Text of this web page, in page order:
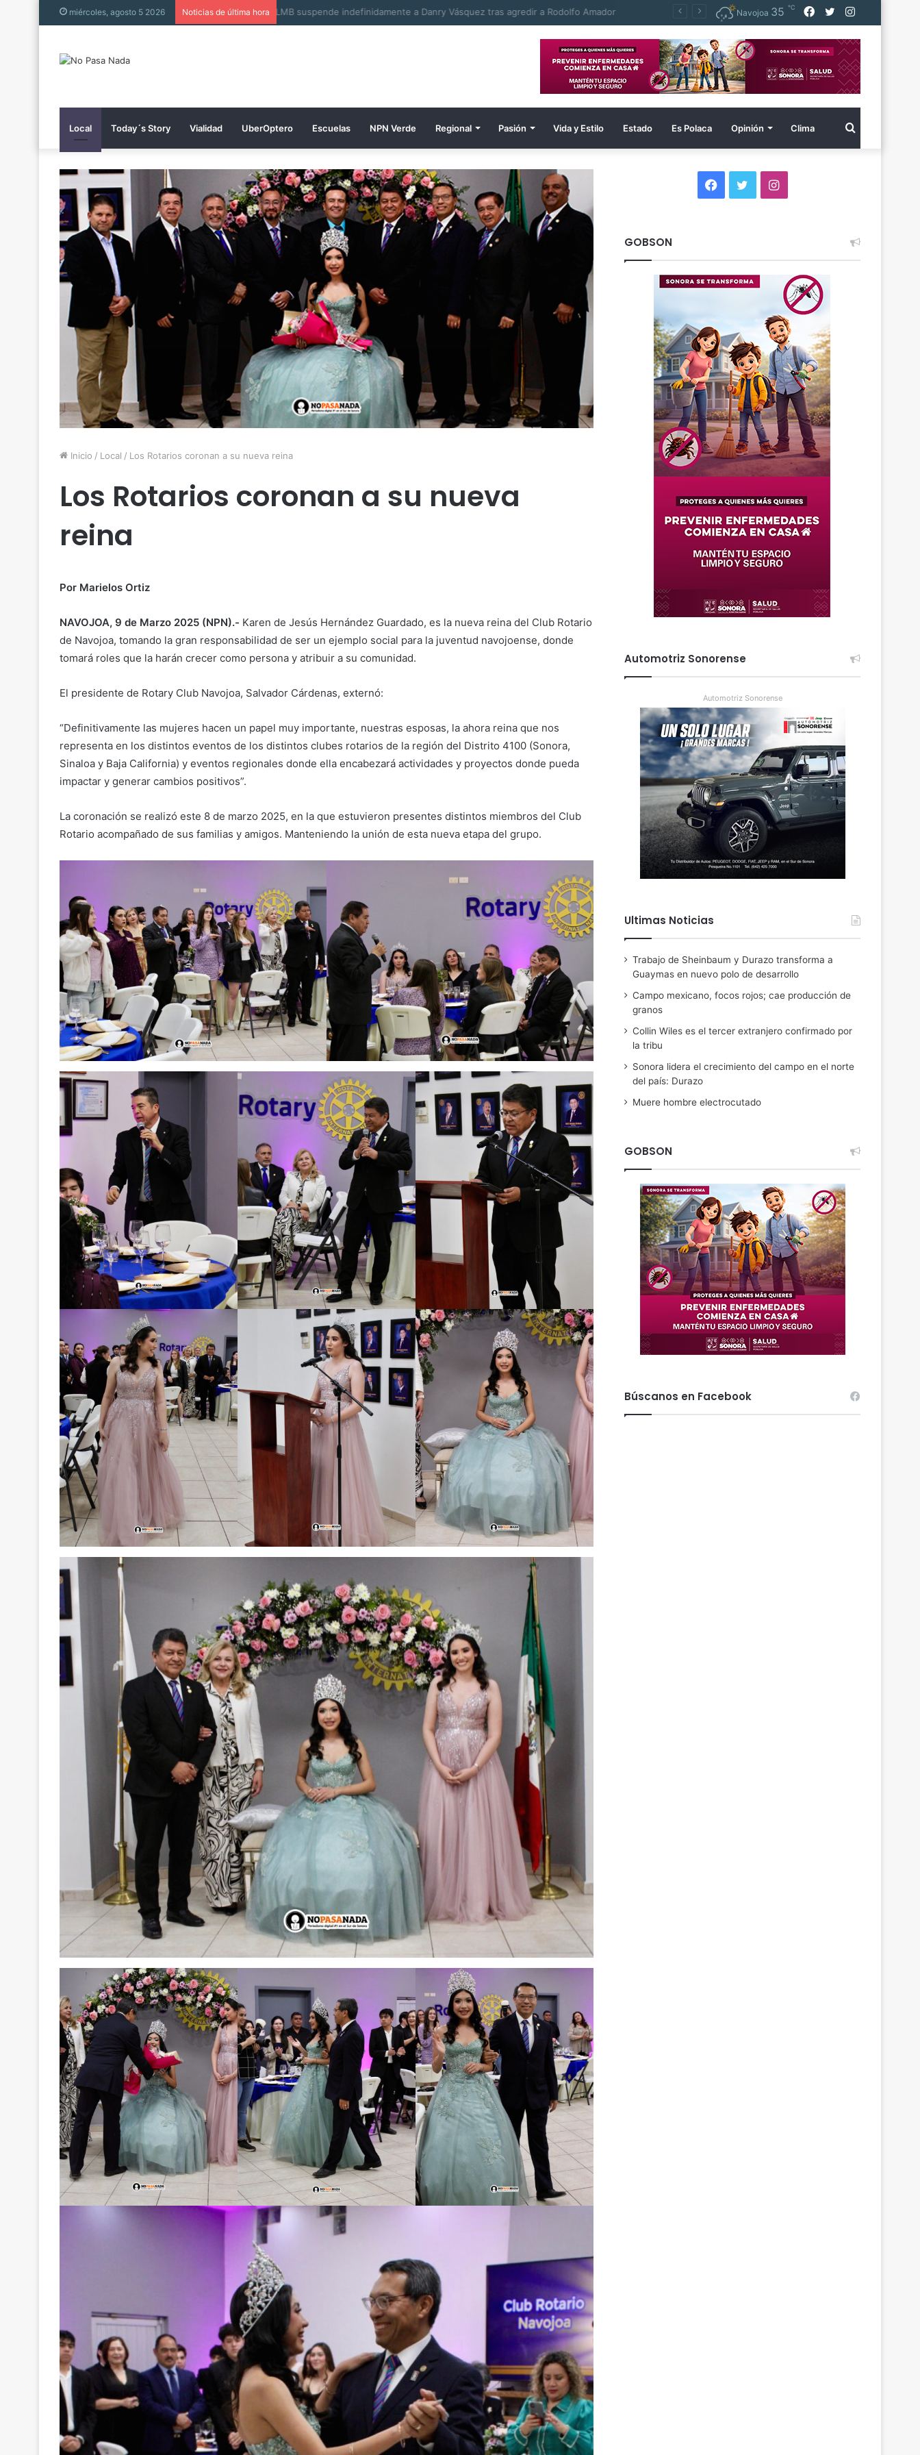
miércoles, agosto 5 2026 Noticias de última hora LMB suspende indefinidamente a Danry Vásquez tras agredir a Rodolfo Amador Instagram
Twitter
Facebook
Navojoa 35 ℃
Local Today´s Story Vialidad UberOptero Escuelas NPN Verde Regional Pasión Vida y Estilo Estado Es Polaca Opinión Clima Buscar
Inicio / Local / Los Rotarios coronan a su nueva reina
Los Rotarios coronan a su nueva
reina
Por Marielos Ortiz
NAVOJOA, 9 de Marzo 2025 (NPN).- Karen de Jesús Hernández Guardado, es la nueva reina del Club Rotario
de Navojoa, tomando la gran responsabilidad de ser un ejemplo social para la juventud navojoense, donde
tomará roles que la harán crecer como persona y atribuir a su comunidad.
El presidente de Rotary Club Navojoa, Salvador Cárdenas, externó:
“Definitivamente las mujeres hacen un papel muy importante, nuestras esposas, la ahora reina que nos
representa en los distintos eventos de los distintos clubes rotarios de la región del Distrito 4100 (Sonora,
Sinaloa y Baja California) y eventos regionales donde ella encabezará actividades y proyectos donde pueda
impactar y generar cambios positivos”.
La coronación se realizó este 8 de marzo 2025, en la que estuvieron presentes distintos miembros del Club
Rotario acompañado de sus familias y amigos. Manteniendo la unión de esta nueva etapa del grupo.
Facebook
TwitterInstagram
GOBSON
Automotriz Sonorense
Automotriz Sonorense
Ultimas Noticias
Trabajo de Sheinbaum y Durazo transforma a
Guaymas en nuevo polo de desarrollo
Campo mexicano, focos rojos; cae producción de
granos
Collin Wiles es el tercer extranjero confirmado por
la tribu
Sonora lidera el crecimiento del campo en el norte
del país: Durazo
Muere hombre electrocutado
GOBSON
Búscanos en Facebook